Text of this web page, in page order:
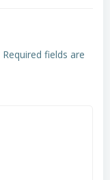
Required fields are